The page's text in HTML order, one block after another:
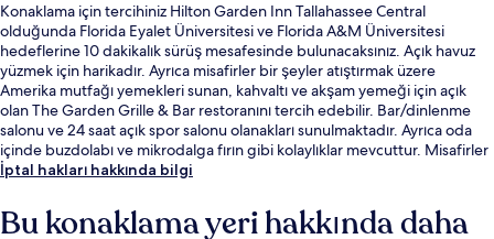
Konaklama için tercihiniz Hilton Garden Inn Tallahassee Central
olduğunda Florida Eyalet Üniversitesi ve Florida A&M Üniversitesi
hedeflerine 10 dakikalık sürüş mesafesinde bulunacaksınız. Açık havuz
yüzmek için harikadır. Ayrıca misafirler bir şeyler atıştırmak üzere
Amerika mutfağı yemekleri sunan, kahvaltı ve akşam yemeği için açık
olan The Garden Grille & Bar restoranını tercih edebilir. Bar/dinlenme
salonu ve 24 saat açık spor salonu olanakları sunulmaktadır. Ayrıca oda
içinde buzdolabı ve mikrodalga fırın gibi kolaylıklar mevcuttur. Misafirler
arasında konaklama yerinin genel durumu popüler.
İptal hakları hakkında bilgi
Bu konaklama yeri hakkında daha